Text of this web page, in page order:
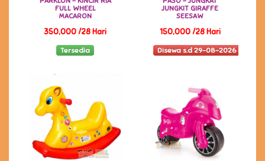
FULL WHEEL
MACARON
350,000 /28 Hari
Tersedia
JUNGKIT GIRAFFE
SEESAW
150,000 /28 Hari
Disewa s.d 29-08-2026